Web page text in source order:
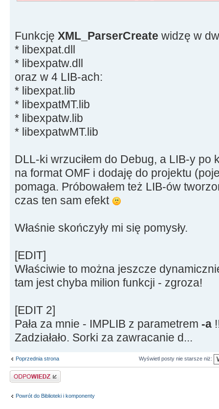
Funkcję XML_ParserCreate widzę w
* libexpat.dll
* libexpatw.dll
oraz w 4 LIB-ach:
* libexpat.lib
* libexpatMT.lib
* libexpatw.lib
* libexpatwMT.lib
DLL-ki wrzuciłem do Debug, a LIB-y po
na format OMF i dodaję do projektu
pomaga. Próbowałem też LIB-ów
czas ten sam efekt
Właśnie skończyły mi się pomysły.
[EDIT]
Właściwie to można jeszcze
tam jest chyba milion funkcji - zgroza!
[EDIT 2]
Pała za mnie - IMPLIB z parametrem -a
Zadziałało. Sorki za zawracanie d...
Poprzednia strona Wyświetl posty nie starsze niż:
Odpowiedz
Powrót do Biblioteki i komponenty